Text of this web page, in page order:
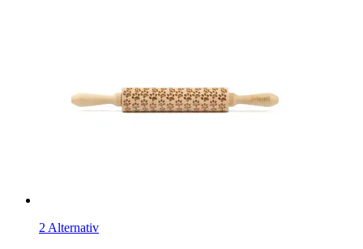
2 Alternativ